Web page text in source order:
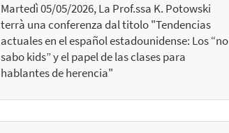
Martedì 05/05/2026, La Prof.ssa K. Potowski
terrà una conferenza dal titolo "Tendencias
actuales en el español estadounidense: Los “no
sabo kids” y el papel de las clases para
hablantes de herencia"